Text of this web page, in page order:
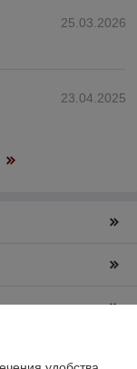
25.03.2026
23.04.2025